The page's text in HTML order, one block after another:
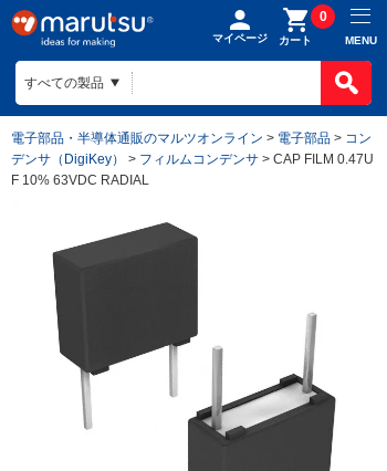
マイページ カート
0
MENU
電子部品・半導体通販のマルツオンライン > 電子部品 > コン
デンサ（DigiKey）
> フィルムコンデンサ > CAP FILM 0.47U
F 10% 63VDC RADIAL